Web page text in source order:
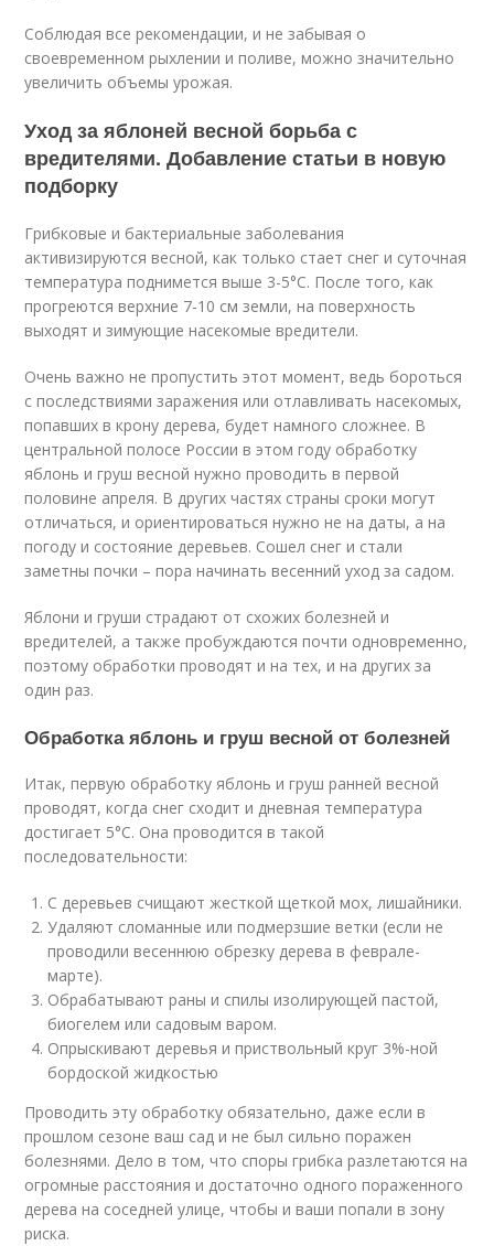
Соблюдая все рекомендации, и не забывая о
своевременном рыхлении и поливе, можно значительно
увеличить объемы урожая.
Уход за яблоней весной борьба с
вредителями. Добавление статьи в новую
подборку
Грибковые и бактериальные заболевания
активизируются весной, как только стает снег и суточная
температура поднимется выше 3-5°С. После того, как
прогреются верхние 7-10 см земли, на поверхность
выходят и зимующие насекомые вредители.
Очень важно не пропустить этот момент, ведь бороться
с последствиями заражения или отлавливать насекомых,
попавших в крону дерева, будет намного сложнее. В
центральной полосе России в этом году обработку
яблонь и груш весной нужно проводить в первой
половине апреля. В других частях страны сроки могут
отличаться, и ориентироваться нужно не на даты, а на
погоду и состояние деревьев. Сошел снег и стали
заметны почки – пора начинать весенний уход за садом.
Яблони и груши страдают от схожих болезней и
вредителей, а также пробуждаются почти одновременно,
поэтому обработки проводят и на тех, и на других за
один раз.
Обработка яблонь и груш весной от болезней
Итак, первую обработку яблонь и груш ранней весной
проводят, когда снег сходит и дневная температура
достигает 5°С. Она проводится в такой
последовательности:
С деревьев счищают жесткой щеткой мох, лишайники.
Удаляют сломанные или подмерзшие ветки (если не
проводили весеннюю обрезку дерева в феврале-
марте).
Обрабатывают раны и спилы изолирующей пастой,
биогелем или садовым варом.
Опрыскивают деревья и приствольный круг 3%-ной
бордоской жидкостью
Проводить эту обработку обязательно, даже если в
прошлом сезоне ваш сад и не был сильно поражен
болезнями. Дело в том, что споры грибка разлетаются на
огромные расстояния и достаточно одного пораженного
дерева на соседней улице, чтобы и ваши попали в зону
риска.